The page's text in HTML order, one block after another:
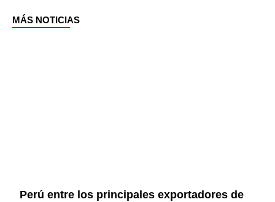
MÁS NOTICIAS
Perú entre los principales exportadores de